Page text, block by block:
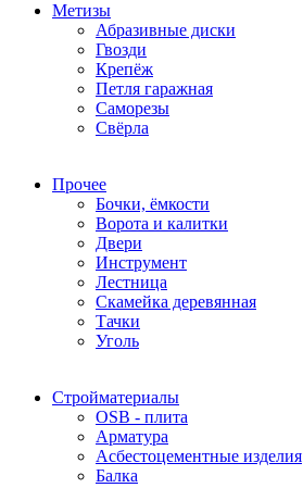
Метизы
Абразивные диски
Гвозди
Крепёж
Петля гаражная
Саморезы
Свёрла
Прочее
Бочки, ёмкости
Ворота и калитки
Двери
Инструмент
Лестница
Скамейка деревянная
Тачки
Уголь
Стройматериалы
OSB - плита
Арматура
Асбестоцементные изделия
Балка